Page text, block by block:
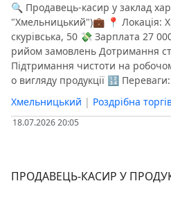
🔍 Продавець-касир у заклад
"Хмельницький")💼 📍 Локація:
скурівська, 50 💸 Зарплата 27
рийом замовлень Дотримання
Підтримання чистоти на
о вигляду продукції 🔢
Хмельницький | Роздрібна
18.07.2026 20:05
ПРОДАВЕЦЬ-КАСИР У